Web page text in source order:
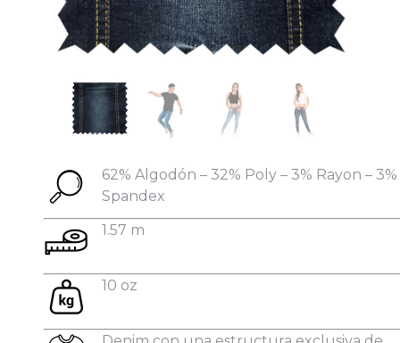
62% Algodón – 32% Poly – 3% Rayon – 3%
Spandex
1.57 m
10 oz
Datos personales: